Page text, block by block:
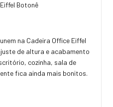
Botonê
na Cadeira Office Eiffel
de altura e acabamento
cozinha, sala de
fica ainda mais bonitos.